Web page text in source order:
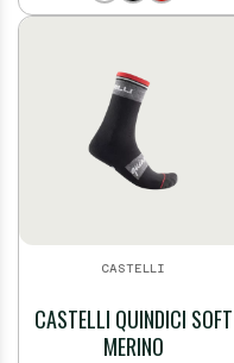
et résistante pour n'importe quelle
sortie à vélo. Hauteur de tige de 18
cm, poids de 50 g
CASTELLI
CASTELLI QUINDICI SOFT
MERINO